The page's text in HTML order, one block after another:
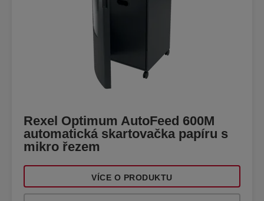
Rexel Optimum AutoFeed 600M
automatická skartovačka papíru s
mikro řezem
VÍCE O PRODUKTU